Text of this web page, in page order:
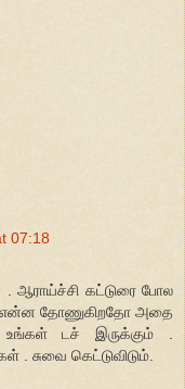
07:18
. ஆராய்ச்சி கட்டுரை போல
என்ன தோணுகிறதோ அதை
உங்கள் டச் இருக்கும் .
. சுவை கெட்டுவிடும்.